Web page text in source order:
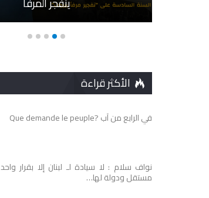
الأكثر قراءة
في الرابع من آب ?Que demande le peuple
نواف سلام : لا سيادة لـ لبنان إلا بقرار واحد
مستقل ودولة لها…